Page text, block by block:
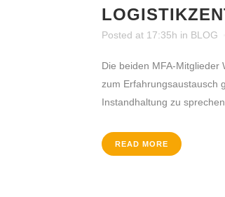
Posted at 17:35h in BLOG
Die beiden MFA-Mitglieder
zum Erfahrungsaustausch
Instandhaltung zu
READ MORE